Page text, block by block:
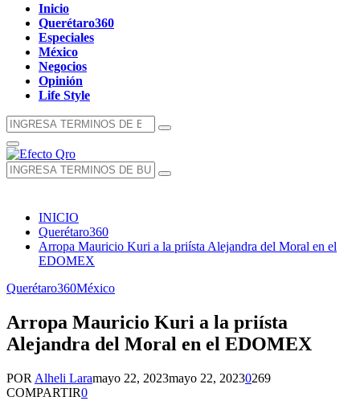
Inicio
Querétaro360
Especiales
México
Negocios
Opinión
Life Style
Búsqueda
de:
Búsqueda
Menú
Principal
Búsqueda
de:
Búsqueda
INICIO
Querétaro360
Arropa Mauricio Kuri a la priísta Alejandra del Moral en el
EDOMEX
Querétaro360México
Arropa Mauricio Kuri a la priísta
Alejandra del Moral en el EDOMEX
POR Alheli Laramayo 22, 2023mayo 22, 20230269
COMPARTIR0